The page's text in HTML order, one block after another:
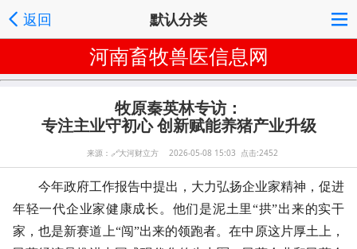
返回 默认分类
河南畜牧兽医信息网
牧原秦英林专访：
专注主业守初心 创新赋能养猪产业升级
来源： 🔗大河财立方 2026-05-08 15:03 点击:2452
今年政府工作报告中提出，大力弘扬企业家精神，促进
年轻一代企业家健康成长。他们是泥土里“拱”出来的实干
家，也是新赛道上“闯”出来的领跑者。在中原这片厚土上，